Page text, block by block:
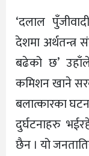
‘दलाल
देशमा
बढेको छ’ उहाँले
कमिशन खाने
बलात्कारका
दुर्घटनाहरु
छैन । यो